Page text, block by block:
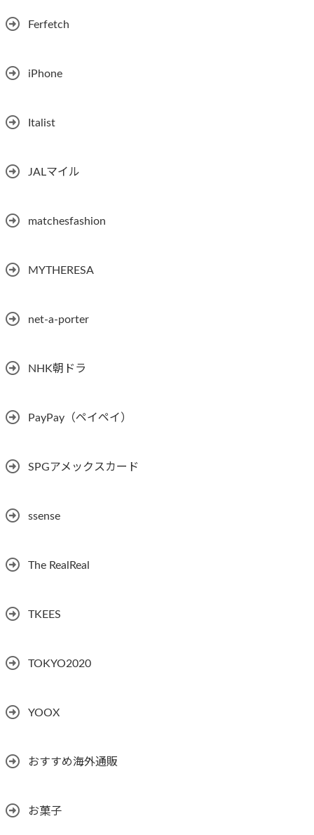
Ferfetch
iPhone
Italist
JALマイル
matchesfashion
MYTHERESA
net-a-porter
NHK朝ドラ
PayPay（ペイペイ）
SPGアメックスカード
ssense
The RealReal
TKEES
TOKYO2020
YOOX
おすすめ海外通販
お菓子